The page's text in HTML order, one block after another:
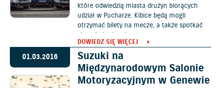
które odwiedzią miasta drużyn biorących
udział w Pucharze. Kibice będą mogli
otrzymać bilety na mecze, a także spotkać
się z siatkarkami.
DOWIEDZ SIĘ WIĘCEJ
01.03.2016
Suzuki na
Międzynarodowym Salonie
Motoryzacyjnym w Genewie